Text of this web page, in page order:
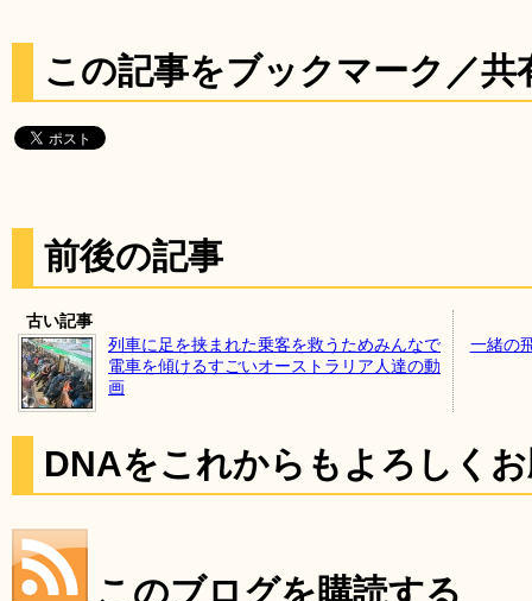
この記事をブックマーク／共
前後の記事
古い記事
列車に足を挟まれた乗客を救うためみんなで
電車を傾けるすごいオーストラリア人達の動
画
一緒の
DNAをこれからもよろしく
このブログを購読する